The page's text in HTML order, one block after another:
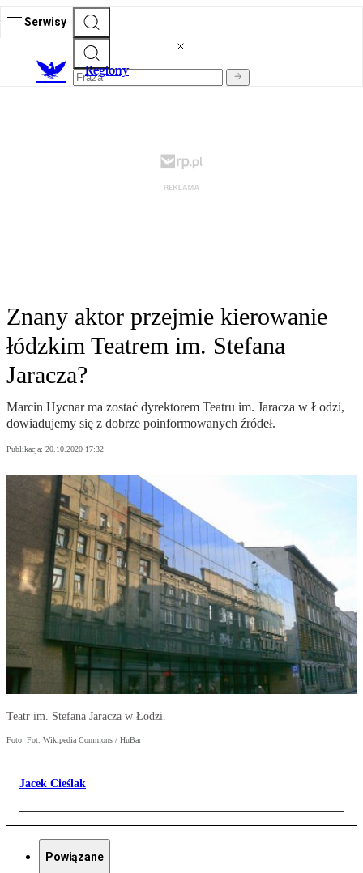
Serwisy
Regiony
Znany aktor przejmie kierowanie
łódzkim Teatrem im. Stefana
Jaracza?
Marcin Hycnar ma zostać dyrektorem Teatru im. Jaracza w Łodzi,
dowiadujemy się z dobrze poinformowanych źródeł.
Publikacja: 20.10.2020 17:32
Teatr im. Stefana Jaracza w Łodzi.
Foto: Fot. Wikipedia Commons / HuBar
Jacek Cieślak
Powiązane